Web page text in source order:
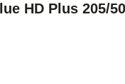
HD Plus 205/